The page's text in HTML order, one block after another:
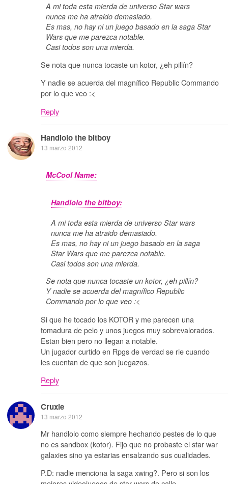
A mi toda esta mierda de universo Star wars
nunca me ha atraido demasiado.
Es mas, no hay ni un juego basado en la saga Star
Wars que me parezca notable.
Casi todos son una mierda.
Se nota que nunca tocaste un kotor, ¿eh pillín?
Y nadie se acuerda del magnífico Republic Commando
por lo que veo :<
Reply
Handlolo the bitboy
13 marzo 2012
McCool Name:
Handlolo the bitboy:
A mi toda esta mierda de universo Star wars
nunca me ha atraido demasiado.
Es mas, no hay ni un juego basado en la saga
Star Wars que me parezca notable.
Casi todos son una mierda.
Se nota que nunca tocaste un kotor, ¿eh pillín?
Y nadie se acuerda del magnífico Republic
Commando por lo que veo :<
Si que he tocado los KOTOR y me parecen una
tomadura de pelo y unos juegos muy sobrevalorados.
Estan bien pero no llegan a notable.
Un jugador curtido en Rpgs de verdad se rie cuando
les cuentan de que son juegazos.
Reply
Cruxie
13 marzo 2012
Mr handlolo como siempre hechando pestes de lo que
no es sandbox (kotor). Fijo que no probaste el star war
galaxies sino ya estarias ensalzando sus cualidades.
P.D: nadie menciona la saga xwing?. Pero si son los